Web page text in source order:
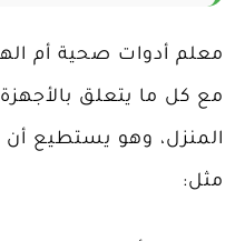
معلم أدوات صحية أم
مع كل ما يتعلق
المنزل، وهو يستطيع
مثل: